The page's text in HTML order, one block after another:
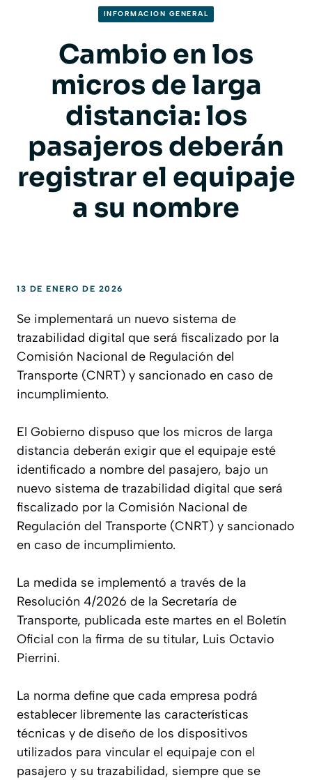
INFORMACION GENERAL
Cambio en los
micros de larga
distancia: los
pasajeros deberán
registrar el equipaje
a su nombre
13 DE ENERO DE 2026
Se implementará un nuevo sistema de
trazabilidad digital que será fiscalizado por la
Comisión Nacional de Regulación del
Transporte (CNRT) y sancionado en caso de
incumplimiento.
El Gobierno dispuso que los micros de larga
distancia deberán exigir que el equipaje esté
identificado a nombre del pasajero, bajo un
nuevo sistema de trazabilidad digital que será
fiscalizado por la Comisión Nacional de
Regulación del Transporte (CNRT) y sancionado
en caso de incumplimiento.
La medida se implementó a través de la
Resolución 4/2026 de la Secretaría de
Transporte, publicada este martes en el Boletín
Oficial con la firma de su titular, Luis Octavio
Pierrini.
La norma define que cada empresa podrá
establecer libremente las características
técnicas y de diseño de los dispositivos
utilizados para vincular el equipaje con el
pasajero y su trazabilidad, siempre que se